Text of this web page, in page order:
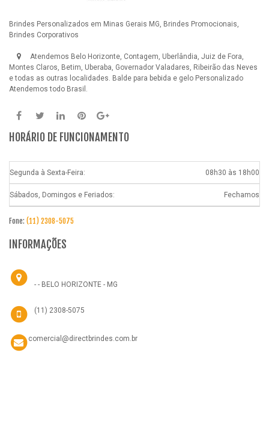
Brindes Personalizados em Minas Gerais MG, Brindes Promocionais,
Brindes Corporativos
Atendemos Belo Horizonte, Contagem, Uberlândia, Juiz de Fora,
Montes Claros, Betim, Uberaba, Governador Valadares, Ribeirão das Neves
e todas as outras localidades. Balde para bebida e gelo Personalizado
Atendemos todo Brasil.
HORÁRIO DE FUNCIONAMENTO
Segunda à Sexta-Feira: 08h30 às 18h00
Sábados, Domingos e Feriados: Fechamos
Fone: (11) 2308-5075
INFORMAÇÕES
- - BELO HORIZONTE - MG
(11) 2308-5075
comercial@directbrindes.com.br